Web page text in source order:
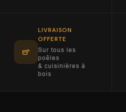
LIVRAISON
OFFERTE
Sur tous les
poêles
& cuisinières à
bois